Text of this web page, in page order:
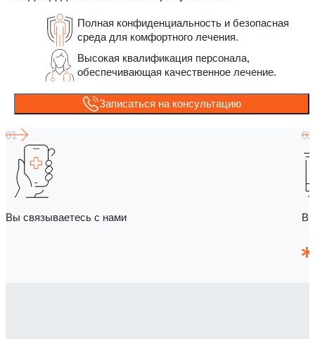
Полная конфиденциальность и безопасная
среда для комфортного лечения.
Высокая квалификация персонала,
обеспечивающая качественное лечение.
Записаться на консультацию
Вы связываетесь с нами